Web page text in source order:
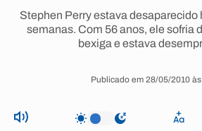
Stephen Perry estava desaparecido
semanas. Com 56 anos, ele sofria
bexiga e estava
Publicado em 28/05/2010